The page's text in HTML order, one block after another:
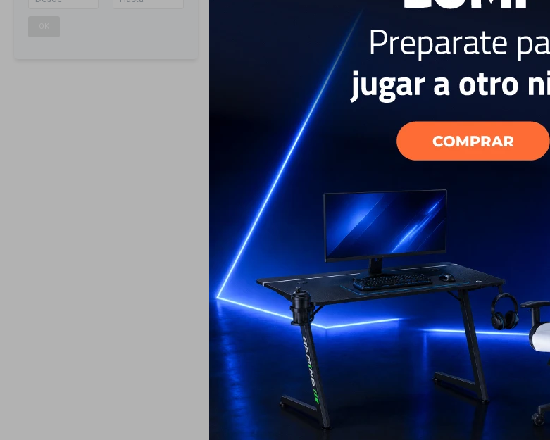
Depiladora GAMA SKINPRO
SENSE 220V
69
GARANTÍA: 2 AÑOS
ENVÍO A TODO EL PAÍS
SECADOR GAMMA IQ
USD 359
279 251
Secador GAMA TRAVEL
JOURNEY 1600 220V
Secador GAMA DIVA 3D
KERATION 220